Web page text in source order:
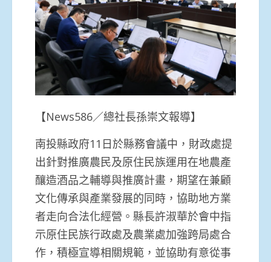
【News586／總社長孫崇文報導】
南投縣政府11日於縣務會議中，財政處提
出針對推廣農民及原住民族運用在地農產
釀造酒品之輔導與推廣計畫，期望在兼顧
文化傳承與產業發展的同時，協助地方業
者走向合法化經營。縣長許淑華於會中指
示原住民族行政處及農業處加強跨局處合
作，積極宣導相關規範，並協助有意從事